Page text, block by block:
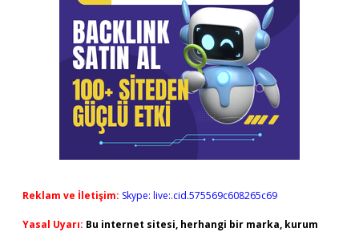
Reklam ve İletişim: Skype: live:.cid.575569c608265c69
Yasal Uyarı: Bu internet sitesi, herhangi bir marka, kurum